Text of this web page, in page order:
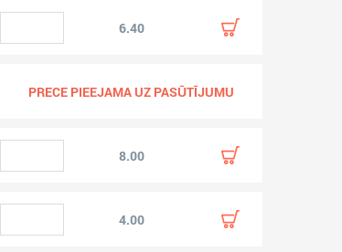
6.40
PRECE PIEEJAMA UZ PASŪTĪJUMU
8.00
4.00